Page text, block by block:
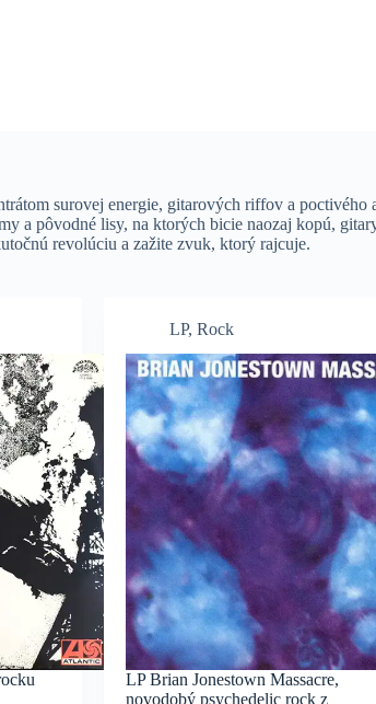
surovej energie, gitarových riffov a
a pôvodné lisy, na ktorých bicie naozaj kopú,
revolúciu a zažite zvuk, ktorý rajcuje.
LP,Rock
LP Brian Jonestown Massacre,
novodobý psychedelic rock z